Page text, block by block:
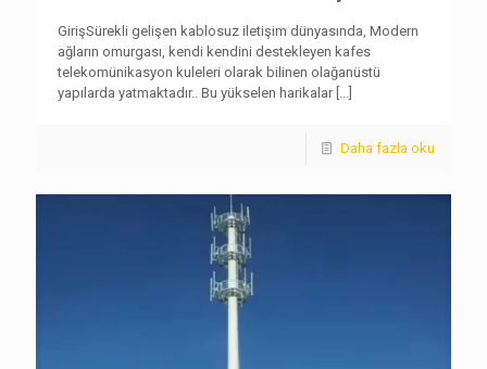
GirişSürekli gelişen kablosuz iletişim dünyasında, Modern
ağların omurgası, kendi kendini destekleyen kafes
telekomünikasyon kuleleri olarak bilinen olağanüstü
yapılarda yatmaktadır.. Bu yükselen harikalar[...]
Daha fazla oku